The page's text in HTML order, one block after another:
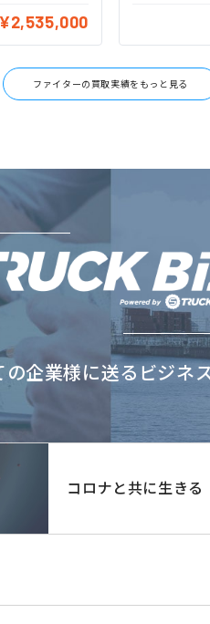
¥2,535,000
ファイターの買取実績をもっと見る
の企業様に送るビジネ
コロナと共に生きる